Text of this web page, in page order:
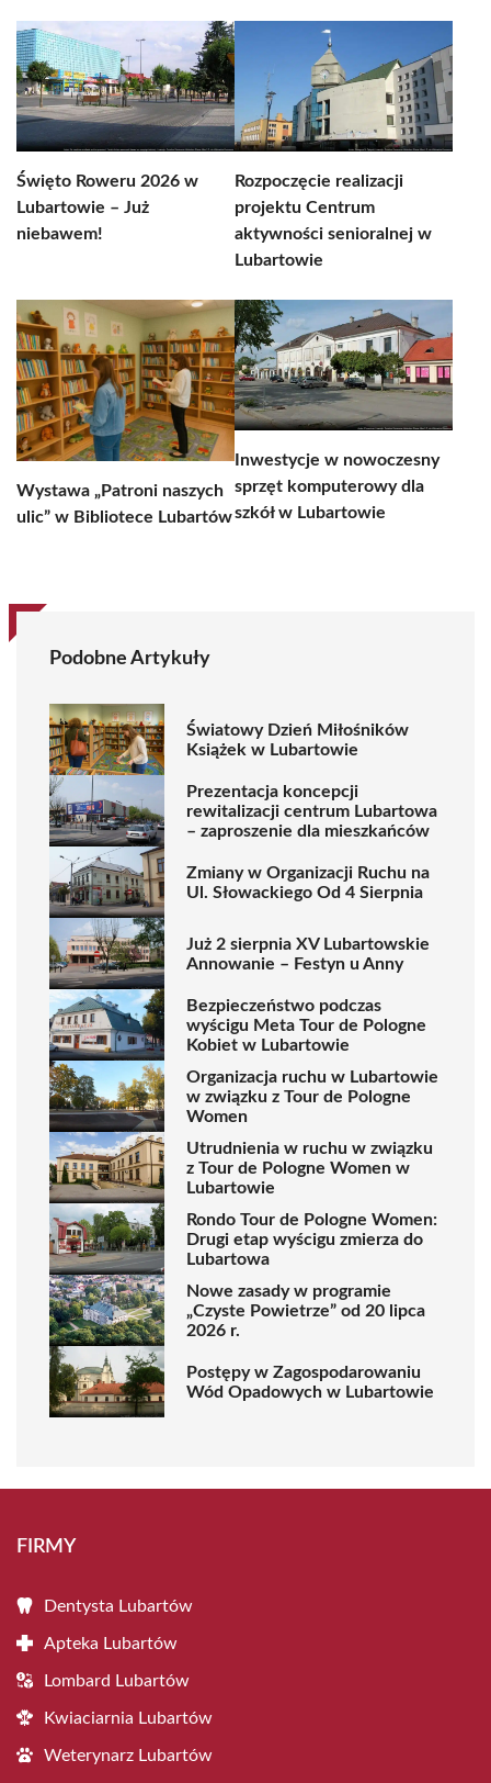
Święto Roweru 2026 w
Lubartowie – Już
niebawem!
Rozpoczęcie realizacji
projektu Centrum
aktywności senioralnej w
Lubartowie
Wystawa „Patroni naszych
ulic” w Bibliotece Lubartów
Inwestycje w nowoczesny
sprzęt komputerowy dla
szkół w Lubartowie
Podobne Artykuły
Światowy Dzień Miłośników
Książek w Lubartowie
Prezentacja koncepcji
rewitalizacji centrum Lubartowa
– zaproszenie dla mieszkańców
Zmiany w Organizacji Ruchu na
Ul. Słowackiego Od 4 Sierpnia
Już 2 sierpnia XV Lubartowskie
Annowanie – Festyn u Anny
Bezpieczeństwo podczas
wyścigu Meta Tour de Pologne
Kobiet w Lubartowie
Organizacja ruchu w Lubartowie
w związku z Tour de Pologne
Women
Utrudnienia w ruchu w związku
z Tour de Pologne Women w
Lubartowie
Rondo Tour de Pologne Women:
Drugi etap wyścigu zmierza do
Lubartowa
Nowe zasady w programie
„Czyste Powietrze” od 20 lipca
2026 r.
Postępy w Zagospodarowaniu
Wód Opadowych w Lubartowie
FIRMY
Dentysta Lubartów
Apteka Lubartów
Lombard Lubartów
Kwiaciarnia Lubartów
Weterynarz Lubartów